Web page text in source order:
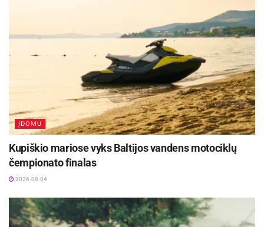
ĮDOMU
Kupiškio mariose vyks Baltijos vandens motociklų
čempionato finalas
2026-08-04